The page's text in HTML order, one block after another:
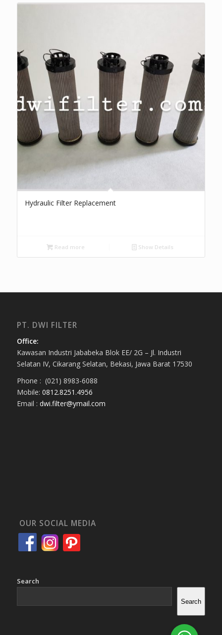
Hydraulic Filter Replacement
Read more Show Details
PT. DWI FILTER
Office:
Kawasan Industri Jababeka Blok EE/ 2G – Jl. Industri
Selatan IV, Cikarang Selatan, Bekasi, Jawa Barat 17530
Phone : (021) 8983-6088
Mobile: 0812.8251.4956
Email : dwi.filter@ymail.com
OUR SOCIAL MEDIA
Search
Search